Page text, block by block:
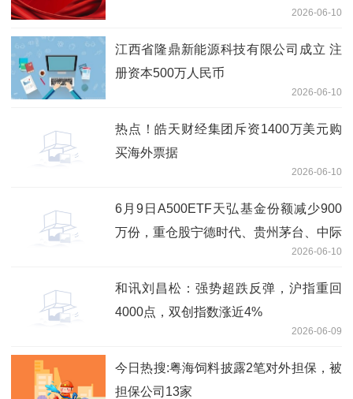
2026-06-10
江西省隆鼎新能源科技有限公司成立 注
册资本500万人民币
2026-06-10
热点！皓天财经集团斥资1400万美元购
买海外票据
2026-06-10
6月9日A500ETF天弘基金份额减少900
万份，重仓股宁德时代、贵州茅台、中际
2026-06-10
和讯刘昌松：强势超跌反弹，沪指重回
4000点，双创指数涨近4%
2026-06-09
今日热搜:粤海饲料披露2笔对外担保，被
担保公司13家